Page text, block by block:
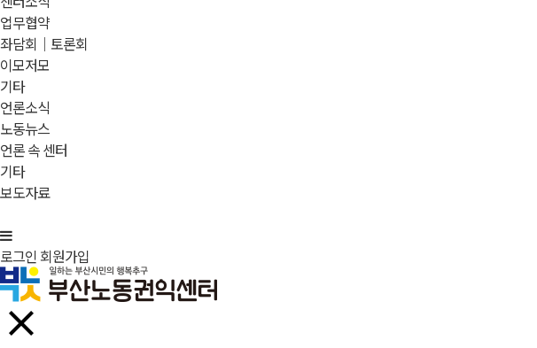
업무협약
좌담회｜토론회
이모저모
기타
언론소식
노동뉴스
언론 속 센터
기타
보도자료
로그인 회원가입